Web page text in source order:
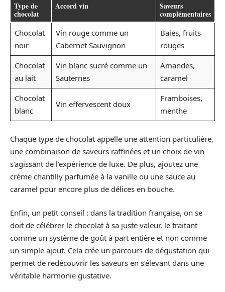
Type de
chocolat
Accord vin Saveurs
complémentaires
Chocolat
noir
Vin rouge comme un
Cabernet Sauvignon
Baies, fruits
rouges
Chocolat
au lait
Vin blanc sucré comme un
Sauternes
Amandes,
caramel
Chocolat
blanc
Vin effervescent doux
Framboises,
menthe
Chaque type de chocolat appelle une attention particulière,
une combinaison de saveurs raffinées et un choix de vin
s’agissant de l’expérience de luxe. De plus, ajoutez une
crème chantilly parfumée à la vanille ou une sauce au
caramel pour encore plus de délices en bouche.
Enfin, un petit conseil : dans la tradition française, on se
doit de célébrer le chocolat à sa juste valeur, le traitant
comme un système de goût à part entière et non comme
un simple ajout. Cela crée un parcours de dégustation qui
permet de redécouvrir les saveurs en s’élevant dans une
véritable harmonie gustative.